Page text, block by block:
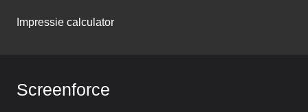
Impressie calculator
Screenforce